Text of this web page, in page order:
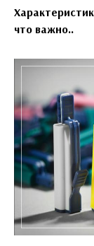
что важно..